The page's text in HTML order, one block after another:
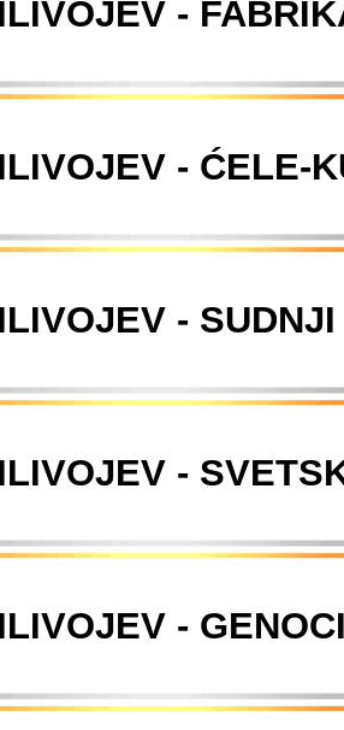
-
- ĆELE-
-
-
-